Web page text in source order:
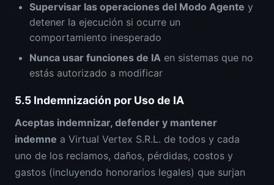
Supervisar las operaciones del Modo Agente y
detener la ejecución si ocurre un
comportamiento inesperado
Nunca usar funciones de IA en sistemas que no
estás autorizado a modificar
5.5 Indemnización por Uso de IA
Aceptas indemnizar, defender y mantener
indemne a Virtual Vertex S.R.L. de todos y cada
uno de los reclamos, daños, pérdidas, costos y
gastos (incluyendo honorarios legales) que surjan